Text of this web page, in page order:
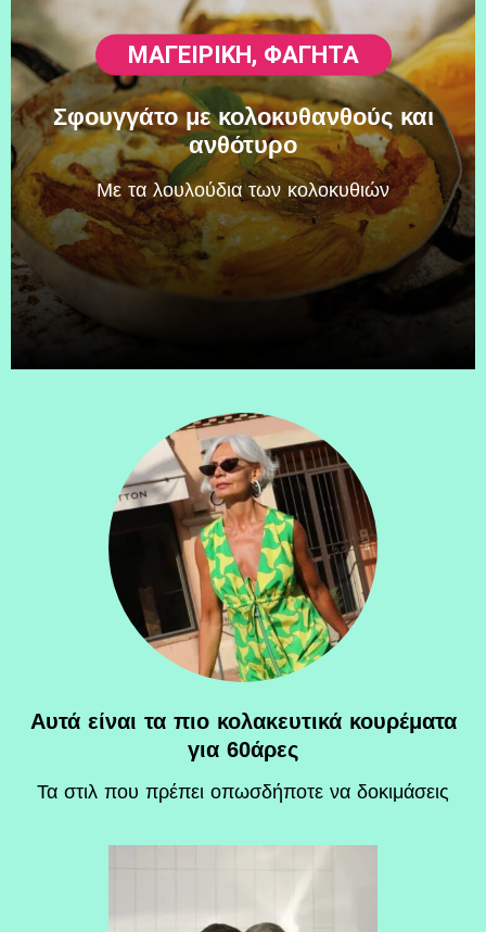
ΜΑΓΕΙΡΙΚΗ, ΦΑΓΗΤΆ
Σφουγγάτο με κολοκυθανθούς και
ανθότυρο
Mε τα λουλούδια των κολοκυθιών
Αυτά είναι τα πιο κολακευτικά κουρέματα
για 60άρες
Τα στιλ που πρέπει οπωσδήποτε να δοκιμάσεις